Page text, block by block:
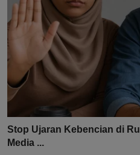
Stop Ujaran Kebencian di
Media ...